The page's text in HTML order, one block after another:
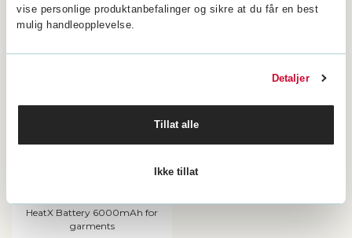
vise personlige produktanbefalinger og sikre at du får en best
mulig handleopplevelse.
Detaljer
Tillat alle
Ikke tillat
HeatX Battery 6000mAh for
garments